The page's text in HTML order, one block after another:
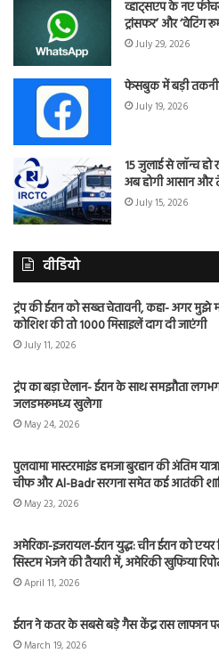
व्हाट्सएप के नए
ट्रांसफर’ और ‘वेटिंग
July 29, 2026
फेसबुक में बड़ी
July 19, 2026
15 जुलाई से लॉन्च हो
अब होगी आसान और
July 15, 2026
वीडियो
ट्रंप की ईरान को सख्त चेतावनी, कहा- अगर मुझे
कोशिश की तो 1000 मिसाइलें दाग दी जाएंगी
July 11, 2026
ट्रंप का बड़ा ऐलान- ईरान के साथ समझौता
जलडमरूमध्य खुलेगा
May 24, 2026
पुलवामा मास्टरमाइंड हमजा बुरहान की अंतिम
चीफ और Al-Badr सरगना समेत कई आतंकी
May 23, 2026
अमेरिका-इजरायल-ईरान युद्ध: चीन ईरान को
सिस्टम भेजने की तैयारी में, अमेरिकी खुफिया
April 11, 2026
ईरान ने कतर के सबसे बड़े गैस केंद्र रास लाफान
March 19, 2026